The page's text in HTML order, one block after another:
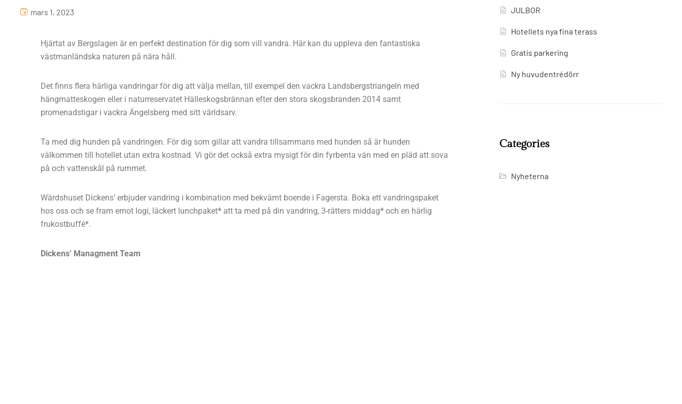
mars 1, 2023
Hjärtat av Bergslagen är en perfekt destination för dig som vill vandra. Här kan du uppleva den fantastiska
västmanländska naturen på nära håll.
Det finns flera härliga vandringar för dig att välja mellan, till exempel den vackra Landsbergstriangeln med
hängmatteskogen eller i naturreservatet Hälleskogsbrännan efter den stora skogsbranden 2014 samt
promenadstigar i vackra Ängelsberg med sitt världsarv.
Ta med dig hunden på vandringen. För dig som gillar att vandra tillsammans med hunden så är hunden
välkommen till hotellet utan extra kostnad. Vi gör det också extra mysigt för din fyrbenta vän med en pläd att sova
på och vattenskål på rummet.
Wärdshuset Dickens’ erbjuder vandring i kombination med bekvämt boende i Fagersta. Boka ett vandringspaket
hos oss och se fram emot logi, läckert lunchpaket* att ta med på din vandring, 3-rätters middag* och en härlig
frukostbuffé*.
Dickens’ Managment Team
JULBOR
Hotellets nya fina terass
Gratis parkering
Ny huvudentrédörr
Categories
Nyheterna